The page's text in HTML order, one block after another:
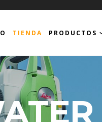
TIENDA PRODUCTOS